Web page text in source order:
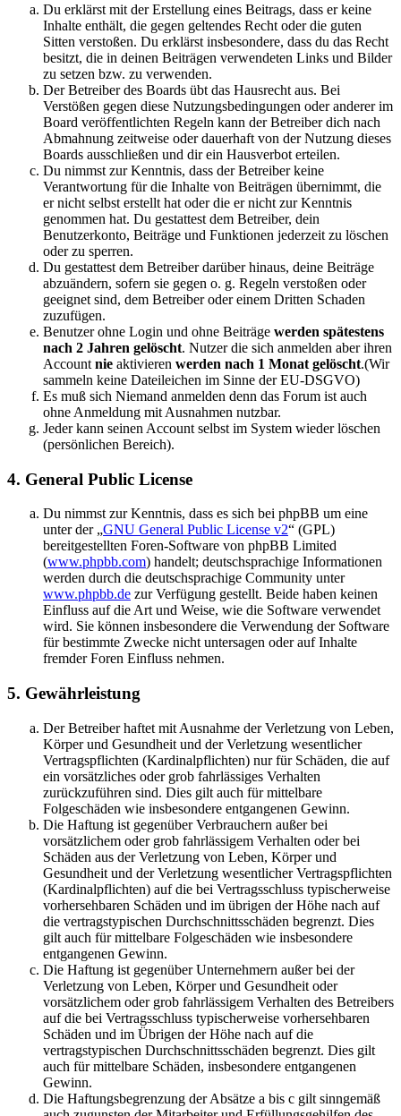
Du erklärst mit der Erstellung eines Beitrags, dass er keine
Inhalte enthält, die gegen geltendes Recht oder die guten
Sitten verstoßen. Du erklärst insbesondere, dass du das Recht
besitzt, die in deinen Beiträgen verwendeten Links und Bilder
zu setzen bzw. zu verwenden.
Der Betreiber des Boards übt das Hausrecht aus. Bei
Verstößen gegen diese Nutzungsbedingungen oder anderer im
Board veröffentlichten Regeln kann der Betreiber dich nach
Abmahnung zeitweise oder dauerhaft von der Nutzung dieses
Boards ausschließen und dir ein Hausverbot erteilen.
Du nimmst zur Kenntnis, dass der Betreiber keine
Verantwortung für die Inhalte von Beiträgen übernimmt, die
er nicht selbst erstellt hat oder die er nicht zur Kenntnis
genommen hat. Du gestattest dem Betreiber, dein
Benutzerkonto, Beiträge und Funktionen jederzeit zu löschen
oder zu sperren.
Du gestattest dem Betreiber darüber hinaus, deine Beiträge
abzuändern, sofern sie gegen o. g. Regeln verstoßen oder
geeignet sind, dem Betreiber oder einem Dritten Schaden
zuzufügen.
Benutzer ohne Login und ohne Beiträge werden spätestens
nach 2 Jahren gelöscht. Nutzer die sich anmelden aber ihren
Account nie aktivieren werden nach 1 Monat gelöscht.(Wir
sammeln keine Dateileichen im Sinne der EU-DSGVO)
Es muß sich Niemand anmelden denn das Forum ist auch
ohne Anmeldung mit Ausnahmen nutzbar.
Jeder kann seinen Account selbst im System wieder löschen
(persönlichen Bereich).
4. General Public License
Du nimmst zur Kenntnis, dass es sich bei phpBB um eine
unter der „GNU General Public License v2“ (GPL)
bereitgestellten Foren-Software von phpBB Limited
(www.phpbb.com) handelt; deutschsprachige Informationen
werden durch die deutschsprachige Community unter
www.phpbb.de zur Verfügung gestellt. Beide haben keinen
Einfluss auf die Art und Weise, wie die Software verwendet
wird. Sie können insbesondere die Verwendung der Software
für bestimmte Zwecke nicht untersagen oder auf Inhalte
fremder Foren Einfluss nehmen.
5. Gewährleistung
Der Betreiber haftet mit Ausnahme der Verletzung von Leben,
Körper und Gesundheit und der Verletzung wesentlicher
Vertragspflichten (Kardinalpflichten) nur für Schäden, die auf
ein vorsätzliches oder grob fahrlässiges Verhalten
zurückzuführen sind. Dies gilt auch für mittelbare
Folgeschäden wie insbesondere entgangenen Gewinn.
Die Haftung ist gegenüber Verbrauchern außer bei
vorsätzlichem oder grob fahrlässigem Verhalten oder bei
Schäden aus der Verletzung von Leben, Körper und
Gesundheit und der Verletzung wesentlicher Vertragspflichten
(Kardinalpflichten) auf die bei Vertragsschluss typischerweise
vorhersehbaren Schäden und im übrigen der Höhe nach auf
die vertragstypischen Durchschnittsschäden begrenzt. Dies
gilt auch für mittelbare Folgeschäden wie insbesondere
entgangenen Gewinn.
Die Haftung ist gegenüber Unternehmern außer bei der
Verletzung von Leben, Körper und Gesundheit oder
vorsätzlichem oder grob fahrlässigem Verhalten des Betreibers
auf die bei Vertragsschluss typischerweise vorhersehbaren
Schäden und im Übrigen der Höhe nach auf die
vertragstypischen Durchschnittsschäden begrenzt. Dies gilt
auch für mittelbare Schäden, insbesondere entgangenen
Gewinn.
Die Haftungsbegrenzung der Absätze a bis c gilt sinngemäß